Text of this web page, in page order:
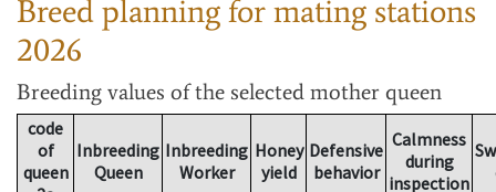
Breed planning for mating stations
2026
Breeding values of the selected mother queen
code
of
queen
Inbreeding
Queen
Inbreeding
Worker
Honey
yield
Defensive
behavior
Calmness
during
inspection